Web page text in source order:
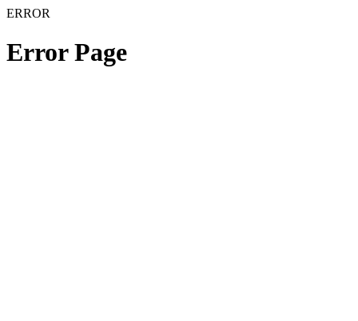
ERROR
Error Page